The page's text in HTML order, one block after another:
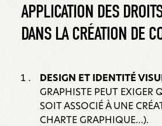
APPLICATION DES
DANS LA CRÉATION DE
DESIGN ET IDENTITÉ
GRAPHISTE PEUT EXIGER
SOIT ASSOCIÉ À UNE
CHARTE GRAPHIQUE…).